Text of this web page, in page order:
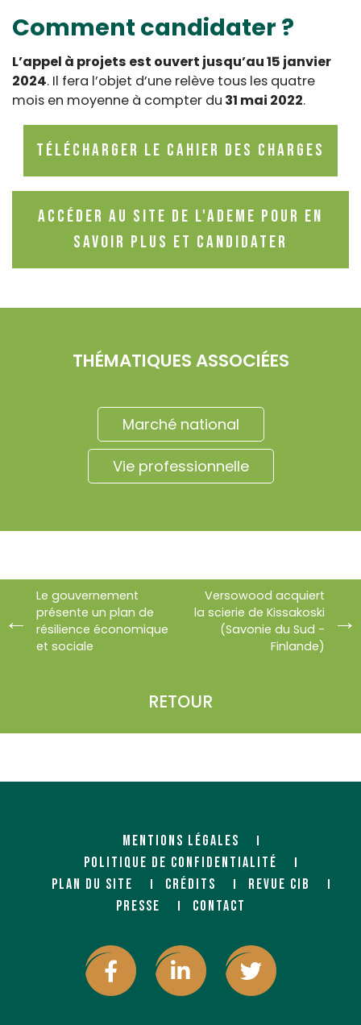
Comment candidater ?
L’appel à projets est ouvert jusqu’au 15 janvier
2024. Il fera l’objet d’une relève tous les quatre
mois en moyenne à compter du 31 mai 2022.
Télécharger le cahier des charges
Accéder au site de l'Ademe pour en
savoir plus et candidater
THÉMATIQUES ASSOCIÉES
Marché national
Vie professionnelle
Le gouvernement
présente un plan de
résilience économique
et sociale
RETOUR
Versowood acquiert
la scierie de Kissakoski
(Savonie du Sud -
Finlande)
MENTIONS LÉGALES
POLITIQUE DE CONFIDENTIALITÉ
PLAN DU SITE
CRÉDITS
REVUE CIB
PRESSE
CONTACT